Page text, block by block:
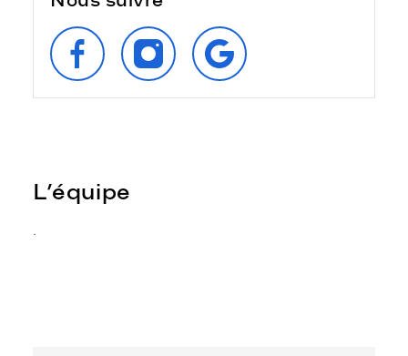
SUIVEZ‑NOUS
SUR
FACEBOOK
SUIVEZ‑NOUS
SUR
INSTAGRAM
RETROUVEZ‑NOUS
SUR
GOOGLE
L’équipe